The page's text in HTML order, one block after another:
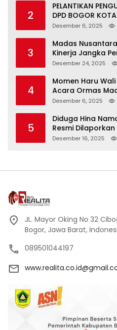
2
PELANTIKAN
DPD BOGOR
KHIDMAT
Desember 6, 2025
3
Madas
Kinerja Jangka
Panjang
Desember 24, 2025
4
Momen Haru
Acara Ormas
Peci Hitam Tinggi
Desember 6, 2025
5
Diduga Hina
Resmi
Desember 16, 2025
JL. Mayor Oking No 32
Bogor, Jawa Barat,
089501044197